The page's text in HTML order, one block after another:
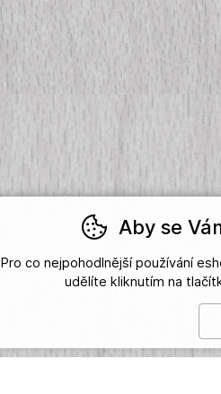
Aby se
Pro co nejpohodlnější používání
udělíte kliknutím na